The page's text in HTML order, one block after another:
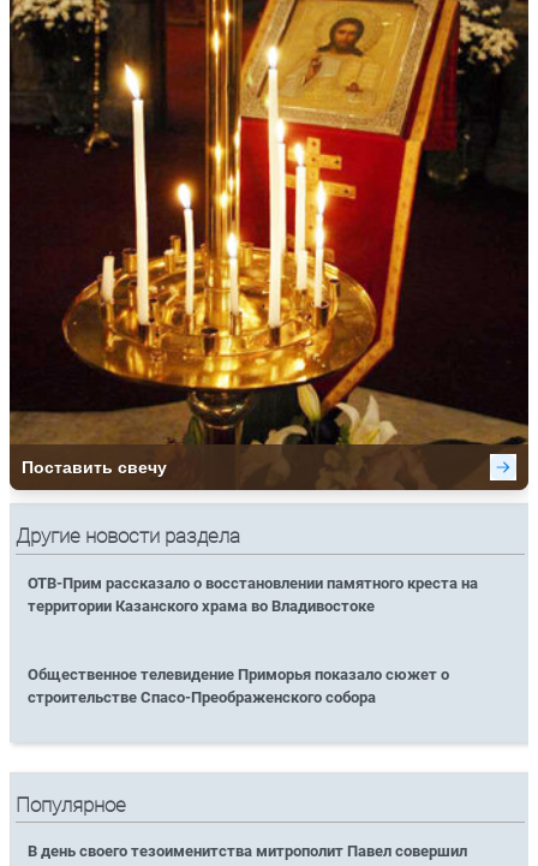
Другие новости раздела
ОТВ-Прим рассказало о восстановлении памятного креста на
территории Казанского храма во Владивостоке
Общественное телевидение Приморья показало сюжет о
строительстве Спасо-Преображенского собора
Популярное
В день своего тезоименитства митрополит Павел совершил